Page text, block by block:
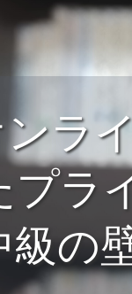
ラ
プラ
級の